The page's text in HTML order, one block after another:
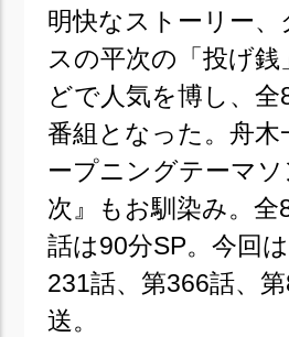
明快なストーリー、
スの平次の「投げ銭
どで人気を博し、全
番組となった。舟木
ープニングテーマ
次』もお馴染み。全
話は90分SP。今回
231話、第366話、
送。